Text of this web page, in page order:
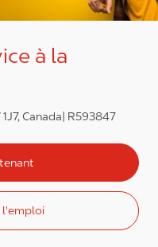
à la
Canada R593847
l'emploi